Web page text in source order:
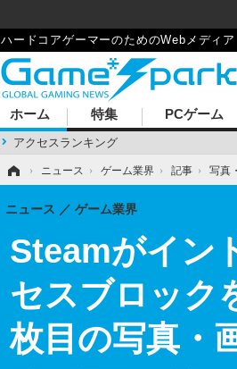
ハードコアゲーマーのためのWebメディア
ホーム
アクセスランキング
特集 PCゲーム
› ニュース › ゲーム業界 › 記事 › 写真
Steamがイン
セスブロック
枚目の写真・
ニュース ゲーム業界